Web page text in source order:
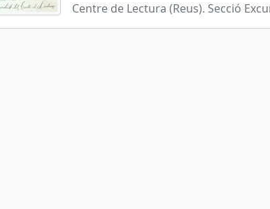
Centre de Lectura (Reus). Secció